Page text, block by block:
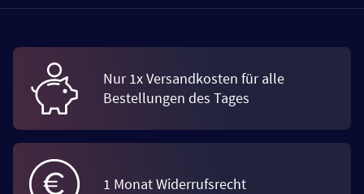
Nur 1x Versandkosten für alle
Bestellungen des Tages
1 Monat Widerrufsrecht